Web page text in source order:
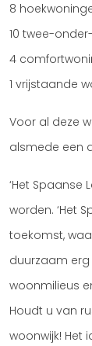
8
10 twee-
4
1 vrijstaande
Voor al deze
alsmede een
‘Het Spaanse
worden. ‘Het
toekomst,
duurzaam erg
woonmilieus
Houdt u van
woonwijk! Het